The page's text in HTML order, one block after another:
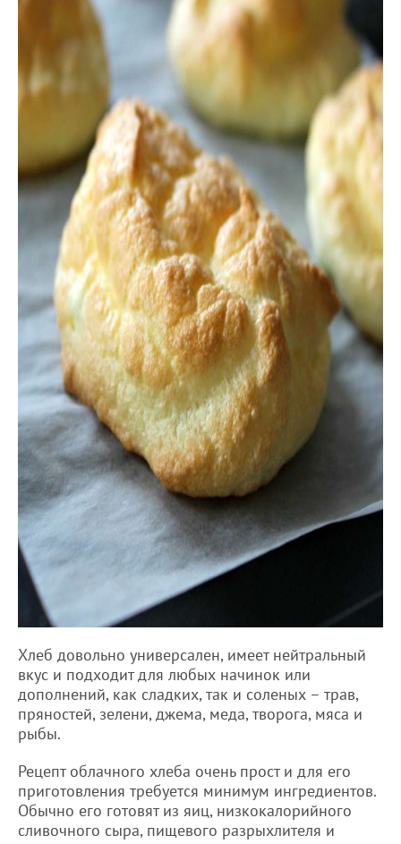
Хлеб довольно универсален, имеет нейтральный
вкус и подходит для любых начинок или
дополнений, как сладких, так и соленых – трав,
пряностей, зелени, джема, меда, творога, мяса и
рыбы.
Рецепт облачного хлеба очень прост и для его
приготовления требуется минимум ингредиентов.
Обычно его готовят из яиц, низкокалорийного
сливочного сыра, пищевого разрыхлителя и